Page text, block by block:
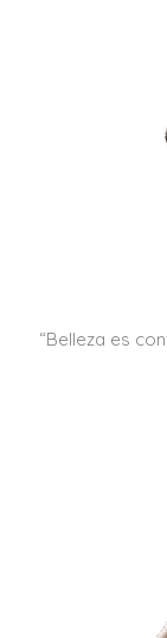
“Belleza es